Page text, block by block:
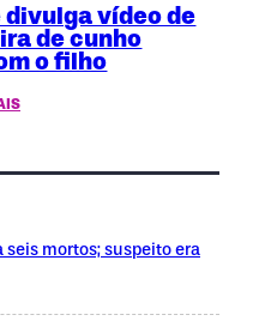
divulga vídeo de
de cunho
o filho
mortos; suspeito era